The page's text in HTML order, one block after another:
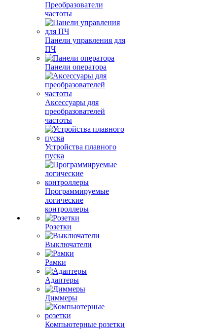
Преобразователи
частоты
Панели управления для
ПЧ
Панели оператора
Аксессуары для
преобразователей
частоты
Устройства плавного
пуска
Программируемые
логические
контроллеры
Розетки
Выключатели
Рамки
Адаптеры
Диммеры
Компьютерные розетки